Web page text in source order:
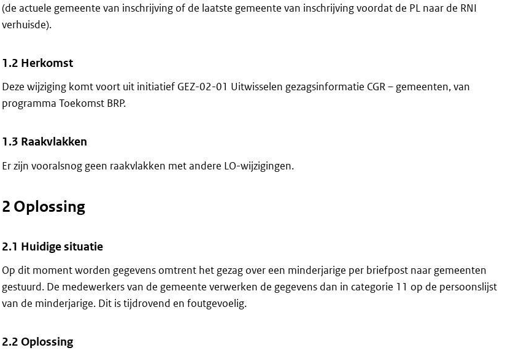
(de actuele gemeente van inschrijving of de laatste gemeente van inschrijving voordat de PL naar de RNI
verhuisde).
1.2 Herkomst
Deze wijziging komt voort uit initiatief GEZ-02-01 Uitwisselen gezagsinformatie CGR – gemeenten, van
programma Toekomst BRP.
1.3 Raakvlakken
Er zijn vooralsnog geen raakvlakken met andere LO-wijzigingen.
2 Oplossing
2.1 Huidige situatie
Op dit moment worden gegevens omtrent het gezag over een minderjarige per briefpost naar gemeenten
gestuurd. De medewerkers van de gemeente verwerken de gegevens dan in categorie 11 op de persoonslijst
van de minderjarige. Dit is tijdrovend en foutgevoelig.
2.2 Oplossing